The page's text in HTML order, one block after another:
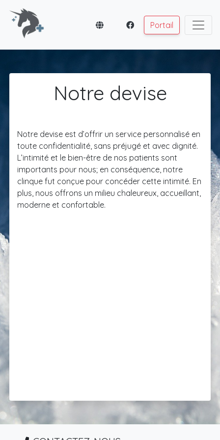
Portail
Notre devise
Notre devise est d’offrir un service personnalisé en
toute confidentialité, sans préjugé et avec dignité.
L’intimité et le bien-être de nos patients sont
importants pour nous; en conséquence, notre
clinque fut conçue pour concéder cette intimité. En
plus, nous offrons un milieu chaleureux, accueillant,
moderne et confortable.